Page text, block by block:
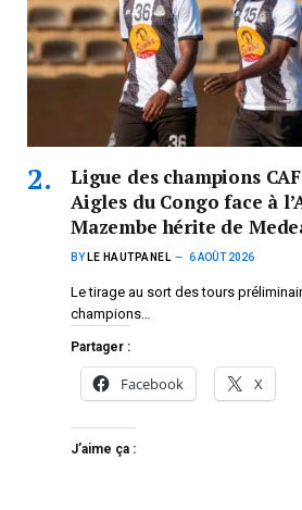
Ligue des champions
Aigles du Congo face à
Mazembe hérite de
BY LE HAUTPANEL 6 AOÛT 2026
Le tirage au sort des tours
champions…
Partager :
Facebook X
J’aime ça :